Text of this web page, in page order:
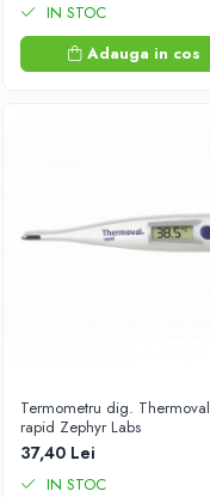
IN STOC
Adauga in cos
Termometru dig. Thermoval
rapid Zephyr Labs
37,40 Lei
IN STOC